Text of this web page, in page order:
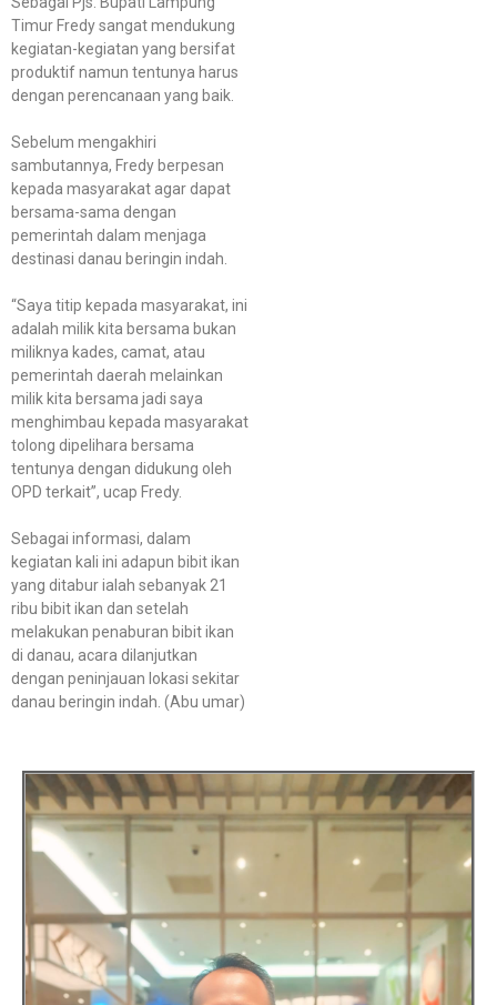
Timur Fredy sangat mendukung
kegiatan-kegiatan yang bersifat
produktif namun tentunya harus
dengan perencanaan yang baik.
Sebelum mengakhiri
sambutannya, Fredy berpesan
kepada masyarakat agar dapat
bersama-sama dengan
pemerintah dalam menjaga
destinasi danau beringin indah.
“Saya titip kepada masyarakat, ini
adalah milik kita bersama bukan
miliknya kades, camat, atau
pemerintah daerah melainkan
milik kita bersama jadi saya
menghimbau kepada masyarakat
tolong dipelihara bersama
tentunya dengan didukung oleh
OPD terkait”, ucap Fredy.
Sebagai informasi, dalam
kegiatan kali ini adapun bibit ikan
yang ditabur ialah sebanyak 21
ribu bibit ikan dan setelah
melakukan penaburan bibit ikan
di danau, acara dilanjutkan
dengan peninjauan lokasi sekitar
danau beringin indah. (Abu umar)